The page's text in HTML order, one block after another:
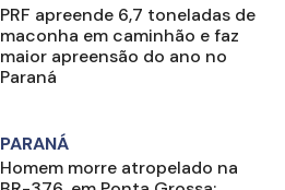
PRF apreende 6,7 toneladas de
maconha em caminhão e faz
maior apreensão do ano no
Paraná
PARANÁ
Homem morre atropelado na